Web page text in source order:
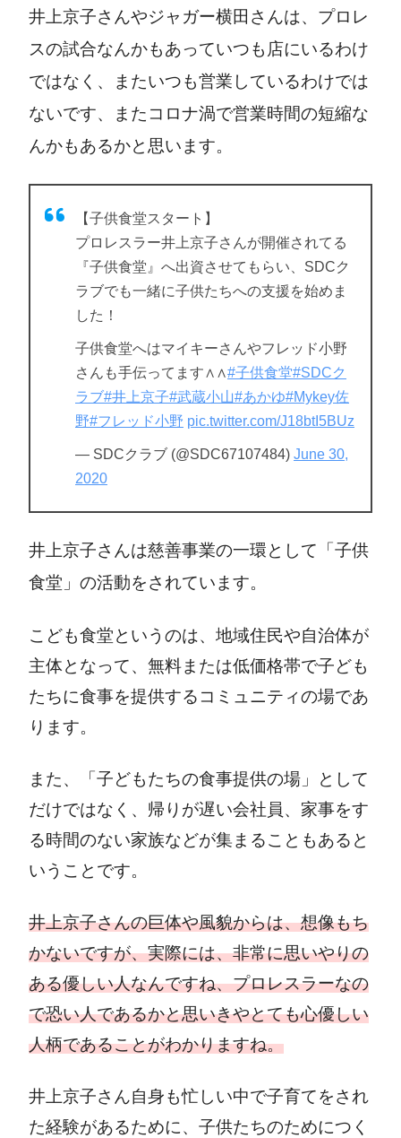
井上京子さんやジャガー横田さんは、プロレ
スの試合なんかもあっていつも店にいるわけ
ではなく、またいつも営業しているわけでは
ないです、またコロナ渦で営業時間の短縮な
んかもあるかと思います。
【子供食堂スタート】
プロレスラー井上京子さんが開催されてる
『子供食堂』へ出資させてもらい、SDCク
ラブでも一緒に子供たちへの支援を始めま
した！
子供食堂へはマイキーさんやフレッド小野
さんも手伝ってます∧∧#子供食堂#SDCク
ラブ#井上京子#武蔵小山#あかゆ#Mykey佐
野#フレッド小野 pic.twitter.com/J18btI5BUz
— SDCクラブ (@SDC67107484) June 30,
2020
井上京子さんは慈善事業の一環として「子供
食堂」の活動をされています。
こども食堂というのは、地域住民や自治体が
主体となって、無料または低価格帯で子ども
たちに食事を提供するコミュニティの場であ
ります。
また、「子どもたちの食事提供の場」として
だけではなく、帰りが遅い会社員、家事をす
る時間のない家族などが集まることもあると
いうことです。
井上京子さんの巨体や風貌からは、想像もち
かないですが、実際には、非常に思いやりの
ある優しい人なんですね、プロレスラーなの
で恐い人であるかと思いきやとても心優しい
人柄であることがわかりますね。
井上京子さん自身も忙しい中で子育てをされ
た経験があるために、子供たちのためにつく